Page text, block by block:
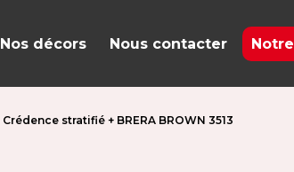
Nos décors Nous contacter
Crédence stratifié + BRERA BROWN 3513